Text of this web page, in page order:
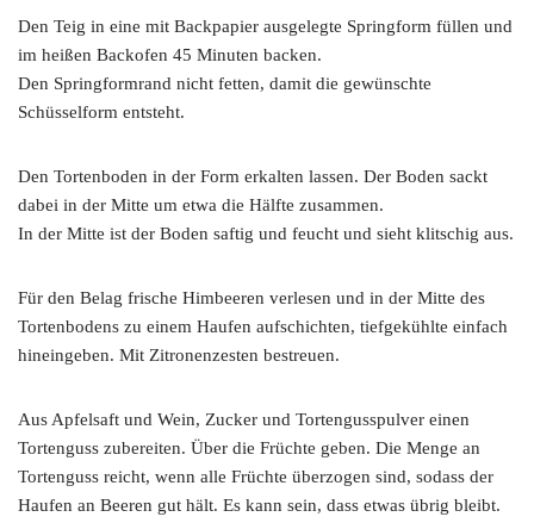
Den Teig in eine mit Backpapier ausgelegte Springform ­füllen und
im heißen Backofen 45 Minuten backen.
Den Springformrand nicht fetten, damit die gewünschte
Schüsselform entsteht.
Den Tortenboden in der Form erkalten lassen. Der Boden sackt
dabei in der Mitte um etwa die Hälfte zusammen.
In der Mitte ist der Boden saftig und feucht und sieht klitschig aus.
Für den Belag frische Himbeeren verlesen und in der Mitte des
Tortenbodens zu einem Haufen aufschichten, tiefgekühlte einfach
hineingeben. Mit Zitronenzesten bestreuen.
Aus Apfelsaft und Wein, Zucker und Tortengusspulver einen
Tortenguss zubereiten. Über die Früchte geben. Die Menge an
Tortenguss reicht, wenn alle Früchte überzogen sind, sodass der
Haufen an Beeren gut hält. Es kann sein, dass etwas übrig bleibt.